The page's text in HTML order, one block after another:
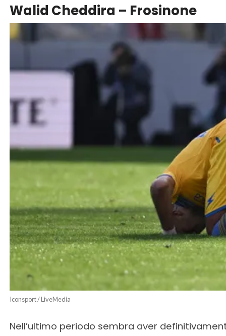
Walid Cheddira – Frosinone
Iconsport / LiveMedia
Nell’ultimo periodo sembra aver